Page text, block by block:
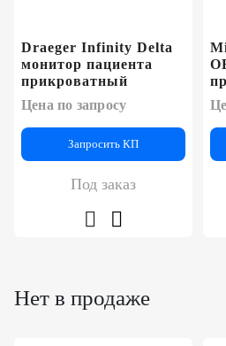
Draeger Infinity Delta
монитор пациента
прикроватный
Цена по запросу
Запросить КП
Под заказ
Нет в продаже